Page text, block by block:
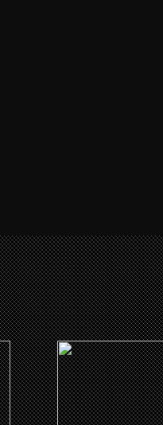
(1991)
A Rage in Harlem